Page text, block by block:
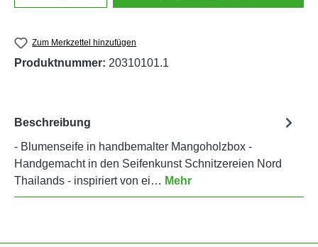
Zum Merkzettel hinzufügen
Produktnummer: 20310101.1
Beschreibung
- Blumenseife in handbemalter Mangoholzbox -
Handgemacht in den Seifenkunst Schnitzereien Nord
Thailands - inspiriert von ei… Mehr